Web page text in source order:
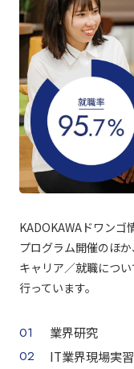
KADOKAWAドワンゴ
プログラム開催のほ
キャリア／就職につ
行っています。
業界研究
IT業界現場実